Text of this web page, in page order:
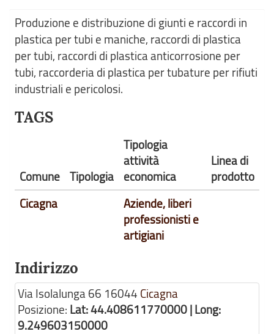
Produzione e distribuzione di giunti e raccordi in
plastica per tubi e maniche, raccordi di plastica
per tubi, raccordi di plastica anticorrosione per
tubi, raccorderia di plastica per tubature per rifiuti
industriali e pericolosi.
TAGS
Comune Tipologia
Tipologia
attività
economica
Linea di
prodotto
Cicagna
Aziende, liberi
professionisti e
artigiani
Indirizzo
Via Isolalunga 66 16044 Cicagna
Posizione: Lat: 44.408611770000 | Long:
9.249603150000